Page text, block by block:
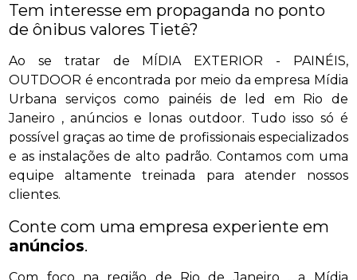
Tem interesse em propaganda no ponto
de ônibus valores Tietê?
Ao se tratar de MÍDIA EXTERIOR - PAINÉIS,
OUTDOOR é encontrada por meio da empresa Mídia
Urbana serviços como painéis de led em Rio de
Janeiro , anúncios e lonas outdoor. Tudo isso só é
possível graças ao time de profissionais especializados
e as instalações de alto padrão. Contamos com uma
equipe altamente treinada para atender nossos
clientes.
Conte com uma empresa experiente em
anúncios.